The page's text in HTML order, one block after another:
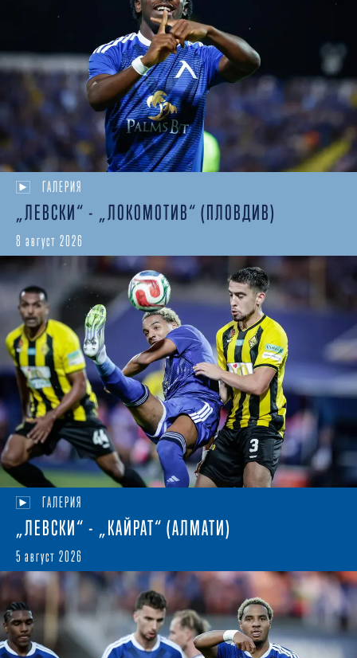
ГАЛЕРИЯ
„ЛЕВСКИ“ - „ЛОКОМОТИВ“ (ПЛОВДИВ)
8 август 2026
ГАЛЕРИЯ
„ЛЕВСКИ“ - „КАЙРАТ“ (АЛМАТИ)
5 август 2026